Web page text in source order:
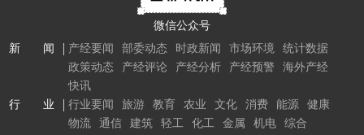
微信公众号
新 闻
产经要闻 部委动态 时政新闻 市场环境
统计数据
政策动态
产经评论 产经分析 产经预警
海外产经
快讯
行 业
行业要闻 旅游 教育 农业 文化 消费 能源
健康
物流
通信 建筑 轻工 化工 金属 机电
综合